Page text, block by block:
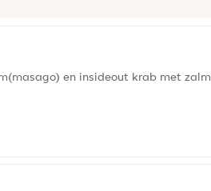
en insideout krab met zalm